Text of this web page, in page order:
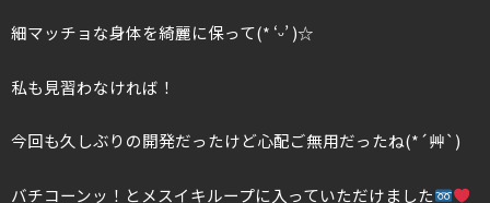
細マッチョな身体を綺麗に保って(* ‘ᵕ’ )☆
私も見習わなければ！
今回も久しぶりの開発だったけど心配ご無用だったね(*´艸`)
バチコーンッ！とメスイキループに入っていただけました